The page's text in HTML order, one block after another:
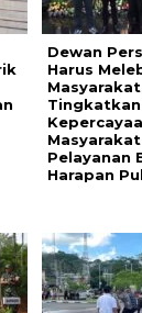
Dewan
Harus
Tingkatkan
Pelayanan
Harapan